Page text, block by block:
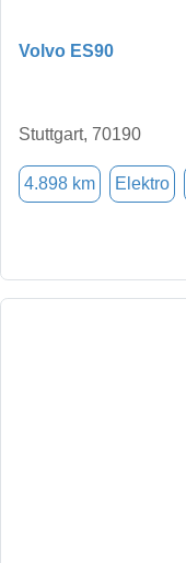
Volvo ES90
Stuttgart, 70190
4.898 km Elektro